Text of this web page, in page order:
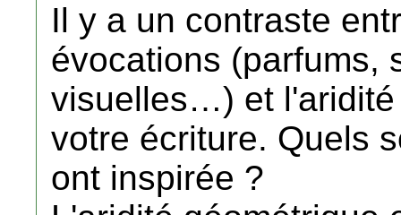
Il y a un contraste
évocations (parfums,
visuelles…) et l'aridité
votre écriture. Quels
ont inspirée ?